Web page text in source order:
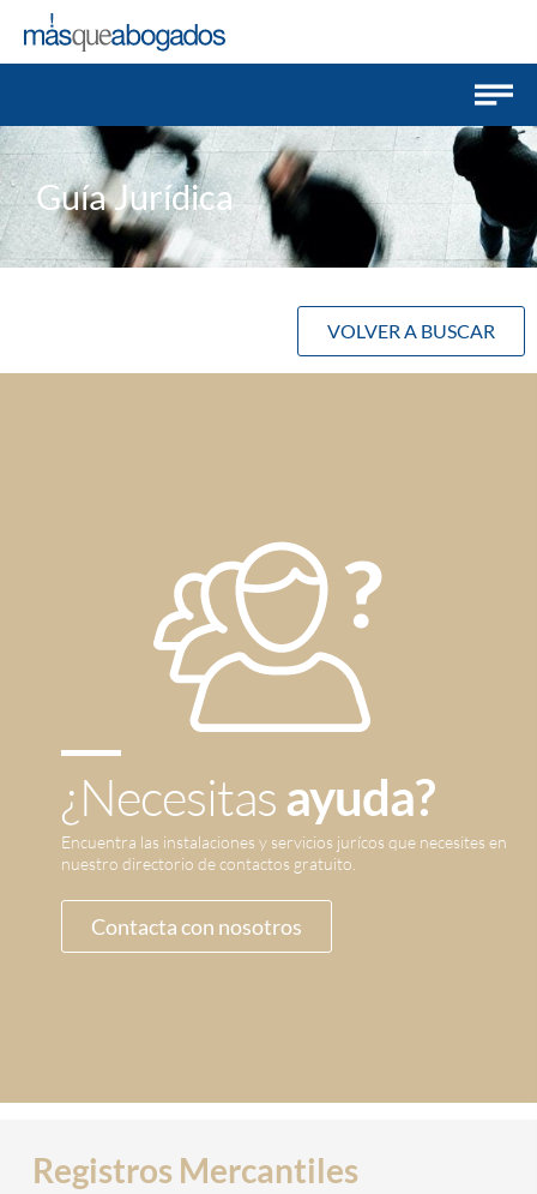
Guía Jurídica
VOLVER A BUSCAR
¿Necesitasayuda?
Encuentra las instalaciones y servicios jurícos que necesites en
nuestro directorio de contactos gratuito.
Contacta con nosotros
Registros Mercantiles